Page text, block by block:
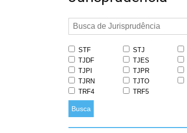
STF STJ
TJDF
TJES
TJPI
TJPR
TJRN
TJTO
TRF4
TRF5
Busca